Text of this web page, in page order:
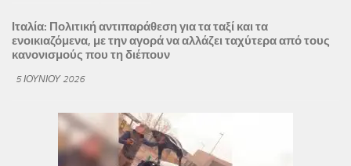
Ιταλία: Πολιτική αντιπαράθεση για τα ταξί και τα
ενοικιαζόμενα, με την αγορά να αλλάζει ταχύτερα από τους
κανονισμούς που τη διέπουν
5 ΙΟΥΝΊΟΥ 2026